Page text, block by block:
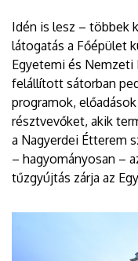
Idén is lesz – többek
látogatás a Főépület
Egyetemi és
felállított sátorban
programok,
résztvevőket, akik
a Nagyerdei Étterem
– hagyományosan –
tűzgyújtás zárja az